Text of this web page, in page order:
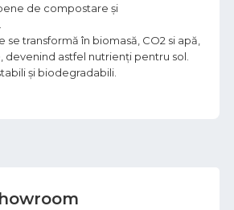
de compostare și
transformă în biomasă, CO2 si apă,
devenind astfel nutrienți pentru sol.
și biodegradabili.